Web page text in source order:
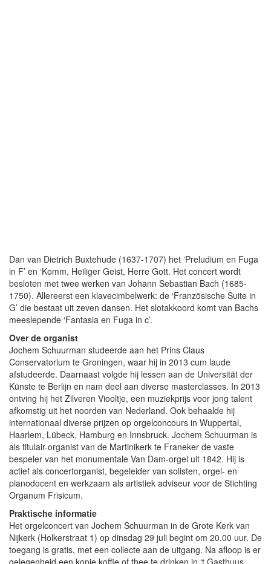
Dan van Dietrich Buxtehude (1637-1707) het ‘Preludium en Fuga
in F’ en ‘Komm, Heiliger Geist, Herre Gott. Het concert wordt
besloten met twee werken van Johann Sebastian Bach (1685-
1750). Allereerst een klavecimbelwerk: de ‘Französische Suite in
G’ die bestaat uit zeven dansen. Het slotakkoord komt van Bachs
meeslepende ‘Fantasia en Fuga in c’.
Over de organist
Jochem Schuurman studeerde aan het Prins Claus
Conservatorium te Groningen, waar hij in 2013 cum laude
afstudeerde. Daarnaast volgde hij lessen aan de Universität der
Künste te Berlijn en nam deel aan diverse masterclasses. In 2013
ontving hij het Zilveren Viooltje, een muziekprijs voor jong talent
afkomstig uit het noorden van Nederland. Ook behaalde hij
internationaal diverse prijzen op orgelconcours in Wuppertal,
Haarlem, Lübeck, Hamburg en Innsbruck. Jochem Schuurman is
als titulair-organist van de Martinikerk te Franeker de vaste
bespeler van het monumentale Van Dam-orgel uit 1842. Hij is
actief als concertorganist, begeleider van solisten, orgel- en
pianodocent en werkzaam als artistiek adviseur voor de Stichting
Organum Frisicum.
Praktische informatie
Het orgelconcert van Jochem Schuurman in de Grote Kerk van
Nijkerk (Holkerstraat 1) op dinsdag 29 juli begint om 20.00 uur. De
toegang is gratis, met een collecte aan de uitgang. Na afloop is er